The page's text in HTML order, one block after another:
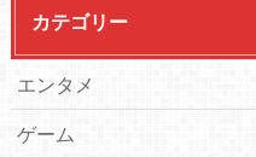
カテゴリー
エンタメ
ゲーム